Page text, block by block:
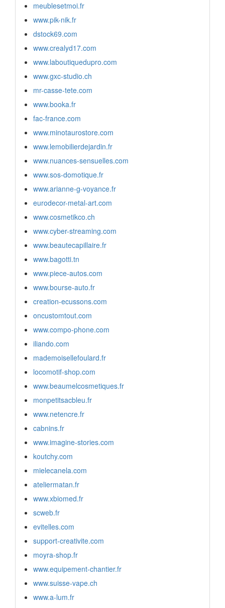
meublesetmoi.fr
www.pik-nik.fr
dstock69.com
www.crealyd17.com
www.laboutiquedupro.com
www.gxc-studio.ch
mr-casse-tete.com
www.booka.fr
fac-france.com
www.minotaurostore.com
www.lemobilierdejardin.fr
www.nuances-sensuelles.com
www.sos-domotique.fr
www.arianne-g-voyance.fr
eurodecor-metal-art.com
www.cosmetikco.ch
www.cyber-streaming.com
www.beautecapillaire.fr
www.bagotti.tn
www.piece-autos.com
www.bourse-auto.fr
creation-ecussons.com
oncustomtout.com
www.compo-phone.com
iliando.com
mademoisellefoulard.fr
locomotif-shop.com
www.beaumelcosmetiques.fr
monpetitsacbleu.fr
www.netencre.fr
cabnins.fr
www.imagine-stories.com
koutchy.com
mielecanela.com
ateliermatan.fr
www.xbiomed.fr
scweb.fr
evitelles.com
support-creativite.com
moyra-shop.fr
www.equipement-chantier.fr
www.suisse-vape.ch
www.a-lum.fr